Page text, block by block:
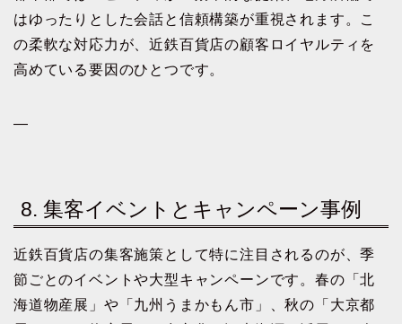
はゆったりとした会話と信頼構築が重視されます。こ
の柔軟な対応力が、近鉄百貨店の顧客ロイヤルティを
高めている要因のひとつです。
—
8. 集客イベントとキャンペーン事例
近鉄百貨店の集客施策として特に注目されるのが、季
節ごとのイベントや大型キャンペーンです。春の「北
海道物産展」や「九州うまかもん市」、秋の「大京都